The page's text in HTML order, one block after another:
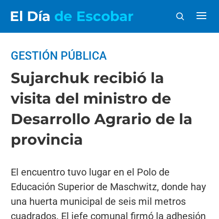
El Día de Escobar
GESTIÓN PÚBLICA
Sujarchuk recibió la
visita del ministro de
Desarrollo Agrario de la
provincia
El encuentro tuvo lugar en el Polo de
Educación Superior de Maschwitz, donde hay
una huerta municipal de seis mil metros
cuadrados. El jefe comunal firmó la adhesión